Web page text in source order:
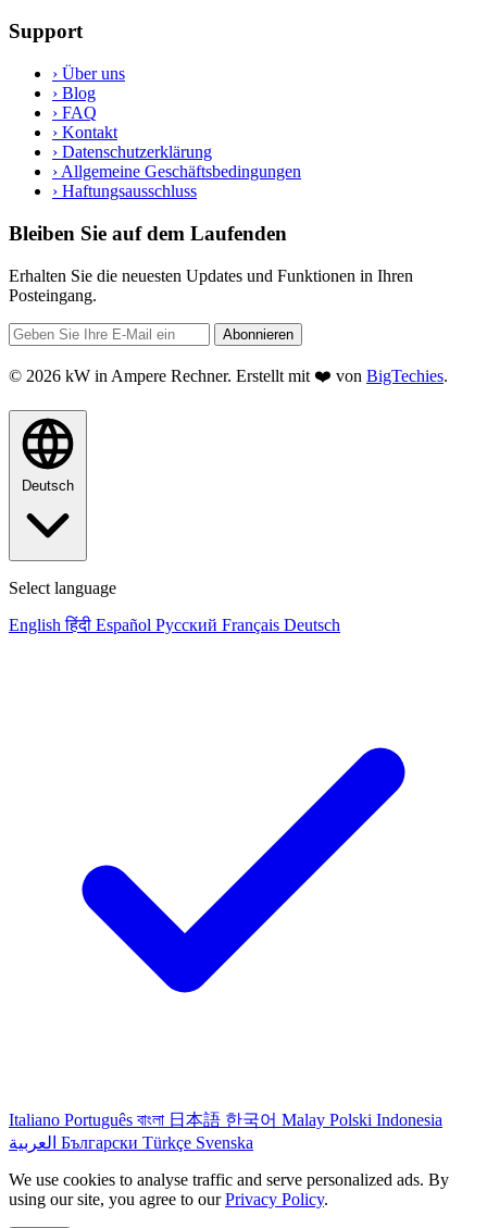
Support
› Über uns
› Blog
› FAQ
› Kontakt
› Datenschutzerklärung
› Allgemeine Geschäftsbedingungen
› Haftungsausschluss
Bleiben Sie auf dem Laufenden
Erhalten Sie die neuesten Updates und Funktionen in Ihren
Posteingang.
Abonnieren
© 2026 kW in Ampere Rechner. Erstellt mit ❤️ von BigTechies.
Deutsch
Select language
English हिंदी Español Русский Français Deutsch
Italiano Português বাংলা 日本語 한국어 Malay Polski Indonesia
العربية Български Türkçe Svenska
We use cookies to analyse traffic and serve personalized ads. By
using our site, you agree to ourPrivacy Policy.